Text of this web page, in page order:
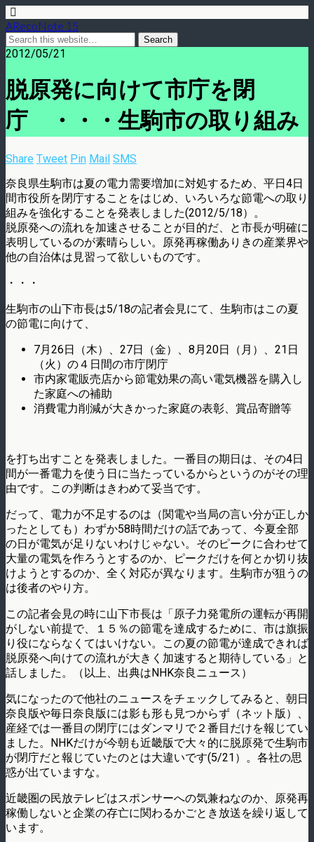
ARecoNote 15
2012/05/21
脱原発に向けて市庁を閉
庁 ・・・生駒市の取り組み
Share Tweet Pin Mail SMS
奈良県生駒市は夏の電力需要増加に対処するため、平日4日
間市役所を閉庁することをはじめ、いろいろな節電への取り
組みを強化することを発表しました(2012/5/18）。
脱原発への流れを加速させることが目的だ、と市長が明確に
表明しているのが素晴らしい。原発再稼働ありきの産業界や
他の自治体は見習って欲しいものです。
・・・
生駒市の山下市長は5/18の記者会見にて、生駒市はこの夏
の節電に向けて、
7月26日（木）、27日（金）、8月20日（月）、21日
（火）の４日間の市庁閉庁
市内家電販売店から節電効果の高い電気機器を購入し
た家庭への補助
消費電力削減が大きかった家庭の表彰、賞品寄贈等
を打ち出すことを発表しました。一番目の期日は、その4日
間が一番電力を使う日に当たっているからというのがその理
由です。この判断はきわめて妥当です。
だって、電力が不足するのは（関電や当局の言い分が正しか
ったとしても）わずか58時間だけの話であって、今夏全部
の日が電気が足りないわけじゃない。そのピークに合わせて
大量の電気を作ろうとするのか、ピークだけを何とか切り抜
けようとするのか、全く対応が異なります。生駒市が狙うの
は後者のやり方。
この記者会見の時に山下市長は「原子力発電所の運転が再開
がしない前提で、１５％の節電を達成するために、市は旗振
り役にならなくてはいけない。この夏の節電が達成できれば
脱原発へ向けての流れが大きく加速すると期待している」と
話しました。（以上、出典はNHK奈良ニュース）
気になったので他社のニュースをチェックしてみると、朝日
奈良版や毎日奈良版には影も形も見つからず（ネット版）、
産経では一番目の閉庁にはダンマリで２番目だけを報じてい
ました。NHKだけが今朝も近畿版で大々的に脱原発で生駒市
が閉庁だと報じていたのとは大違いです(5/21）。各社の思
惑が出ていますな。
近畿圏の民放テレビはスポンサーへの気兼ねなのか、原発再
稼働しないと企業の存亡に関わるかごとき放送を繰り返して
います。